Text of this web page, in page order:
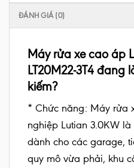
ĐÁNH GIÁ (0)
Máy rửa xe cao áp
LT20M22-3T4 đang
kiếm?
* Chức năng: Máy rửa
nghiệp Lutian 3.0KW
dành cho các garage,
quy mô vừa phải, khu